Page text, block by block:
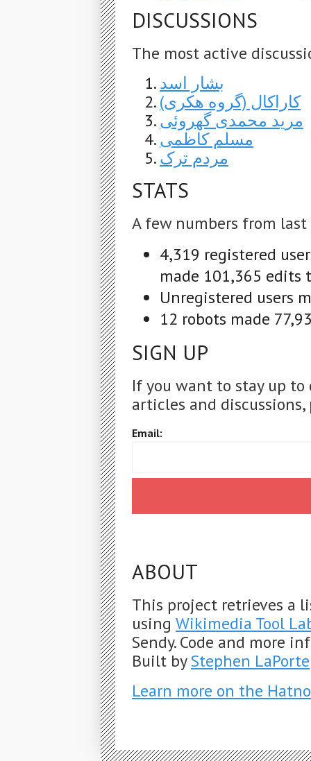
DISCUSSIONS
The most active
بشار اسد
کاراکال (گروه هکری)
مرید محمدی گهروئی
مسلم کاظمی
مردم ترک
STATS
A few numbers from last
4,319 registered
made 101,365 edits
Unregistered users
12 robots made
SIGN UP
If you want to stay up
articles and
Email:
ABOUT
This project retrieves a
using Wikimedia Tool
Sendy. Code and more
Built byStephen LaPorte
Learn more on the